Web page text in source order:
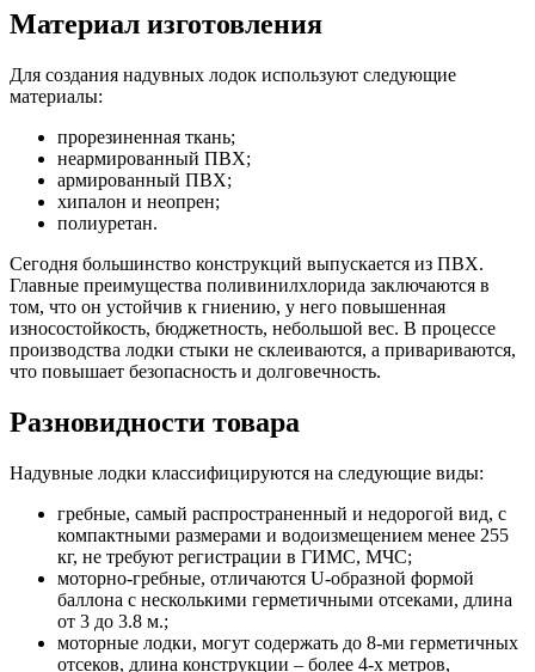
Материал изготовления
Для создания надувных лодок используют следующие
материалы:
прорезиненная ткань;
неармированный ПВХ;
армированный ПВХ;
хипалон и неопрен;
полиуретан.
Сегодня большинство конструкций выпускается из ПВХ.
Главные преимущества поливинилхлорида заключаются в
том, что он устойчив к гниению, у него повышенная
износостойкость, бюджетность, небольшой вес. В процессе
производства лодки стыки не склеиваются, а привариваются,
что повышает безопасность и долговечность.
Разновидности товара
Надувные лодки классифицируются на следующие виды:
гребные, самый распространенный и недорогой вид, с
компактными размерами и водоизмещением менее 255
кг, не требуют регистрации в ГИМС, МЧС;
моторно-гребные, отличаются U-образной формой
баллона с несколькими герметичными отсеками, длина
от 3 до 3.8 м.;
моторные лодки, могут содержать до 8-ми герметичных
отсеков, длина конструкции – более 4-х метров,